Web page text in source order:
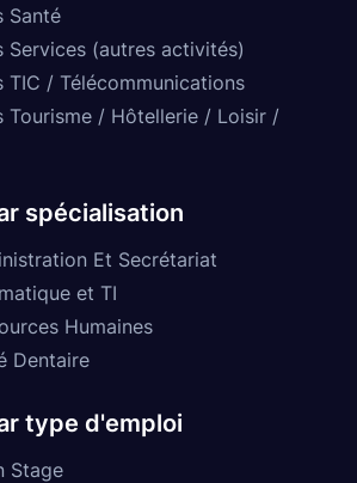
Santé
Services (autres activités)
TIC / Télécommunications
Tourisme / Hôtellerie / Loisir /
spécialisation
Et Secrétariat
et TI
Humaines
Dentaire
type d'emploi
Stage